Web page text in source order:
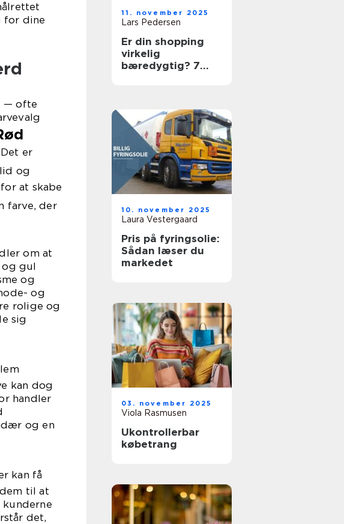
for dine
— ofte
er
og
at skabe
farve, der
om at
og gul
og
og
rolige og
sig
kan dog
handler
og en
kan få
til at
det,
11. november 2025
Lars Pedersen
Er din shopping
virkelig
bæredygtig? 7
10. november 2025
Laura Vestergaard
Pris på fyringsolie:
Sådan læser du
markedet
03. november 2025
Viola Rasmusen
Ukontrollerbar
købetrang